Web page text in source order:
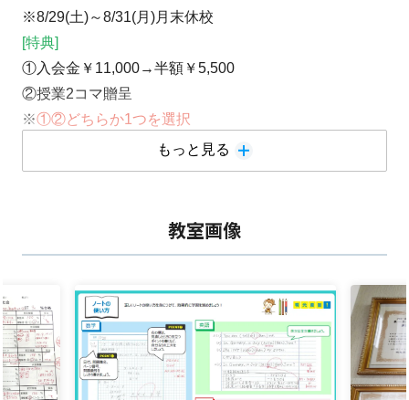
※8/29(土)～8/31(月)月末休校
[特典]
①入会金￥11,000→半額￥5,500
②授業2コマ贈呈
※①②どちらか1つを選択
★高3生入塾受け入れは9/28(月)まで！お早めに！
国公立を目指す高2生はこの秋からの1年半からが受験
勉強の始まりです。
学校のテストは点数が取れても、全国模試では偏差値が
伸び悩む。
もっと見る
教室画像